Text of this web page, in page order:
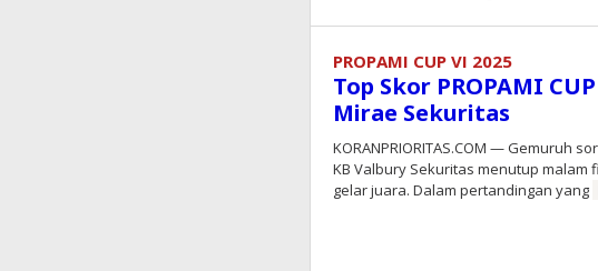
PROPAMI CUP VI 2025
Top Skor PROPAMI
Mirae Sekuritas
KORANPRIORITAS.COM — Gemuruh
KB Valbury Sekuritas menutup malam
gelar juara. Dalam pertandingan yang